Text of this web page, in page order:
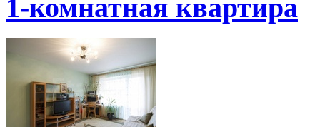
1-комнатная квартира